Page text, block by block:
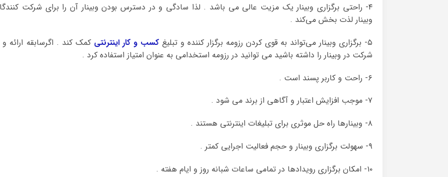
۴- راحتی برگزاری وبینار یک مزیت عالی می باشد . لذا سادگی و در دسترس بودن وبینار آن را برای شرکت
وبینار لذت بخش می‌کند .
۵- برگزاری وبینار می‌تواند به قوی کردن رزومه‌ برگزار کننده و تبلیغ
کسب و کار اینترنتی کمک کند . اگرسابقه‌ ارائه و
شرکت در وبینار را داشته باشید می توانید در رزومه استخدامی به عنوان امتیاز استفاده کرد .
۶- راحت و کاربر پسند است .
۷- موجب افزایش اعتبار و آگاهی از برند می شود .
۸- وبینارها راه حل موثری برای تبلیغات اینترنتی هستند .
۹- سهولت برگزاری وبینار و حجم فعالیت اجرایی کمتر .
۱۰- امکان برگزاری رویدادها در تمامی ساعات شبانه روز و ایام هفته .